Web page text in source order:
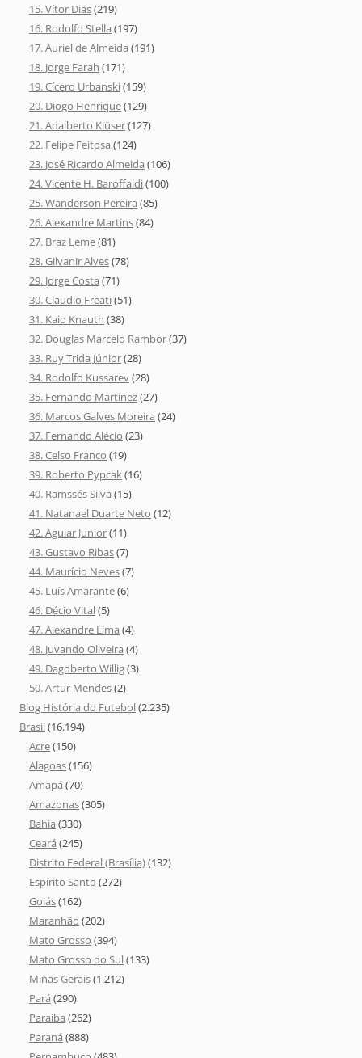
15. Vítor Dias(219)
16. Rodolfo Stella (197)
17. Auriel de Almeida (191)
18. Jorge Farah (171)
19. Cícero Urbanski(159)
20. Diogo Henrique(129)
21. Adalberto Klüser(127)
22. Felipe Feitosa (124)
23. José Ricardo Almeida (106)
24. Vicente H. Baroffaldi(100)
25. Wanderson Pereira (85)
26. Alexandre Martins(84)
27. Braz Leme(81)
28. Gilvanir Alves(78)
29. Jorge Costa (71)
30. Claudio Freati(51)
31. Kaio Knauth (38)
32. Douglas Marcelo Rambor(37)
33. Ruy Trida Júnior(28)
34. Rodolfo Kussarev(28)
35. Fernando Martinez(27)
36. Marcos Galves Moreira (24)
37. Fernando Alécio (23)
38. Celso Franco (19)
39. Roberto Pypcak(16)
40. Ramssés Silva (15)
41. Natanael Duarte Neto (12)
42. Aguiar Junior(11)
43. Gustavo Ribas(7)
44. Maurício Neves(7)
45. Luís Amarante(6)
46. Décio Vital(5)
47. Alexandre Lima (4)
48. Juvando Oliveira (4)
49. Dagoberto Willig(3)
50. Artur Mendes(2)
Blog História do Futebol(2.235)
Brasil(16.194)
Acre(150)
Alagoas(156)
Amapá (70)
Amazonas(305)
Bahia (330)
Ceará (245)
Distrito Federal (Brasília)(132)
Espírito Santo (272)
Goiás(162)
Maranhão (202)
Mato Grosso (394)
Mato Grosso do Sul(133)
Minas Gerais(1.212)
Pará (290)
Paraíba (262)
Paraná (888)